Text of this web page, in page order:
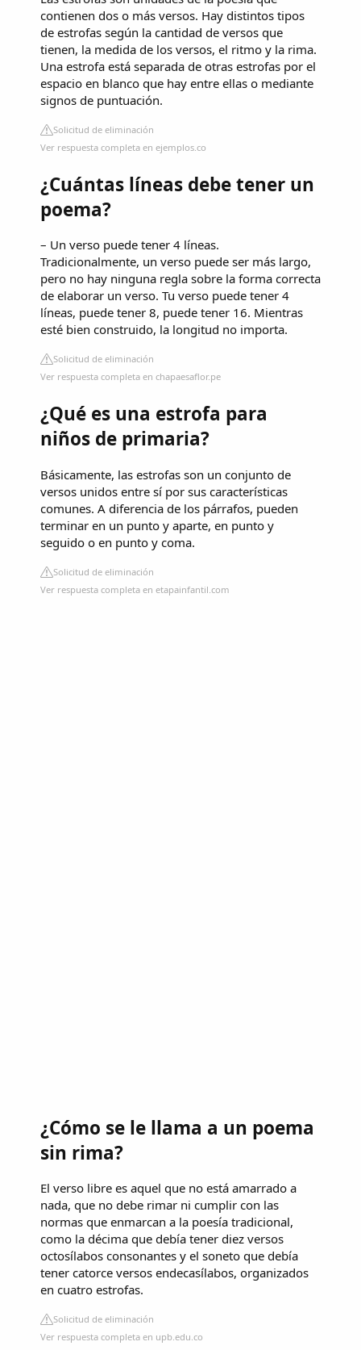
contienen dos o más versos. Hay distintos tipos
de estrofas según la cantidad de versos que
tienen, la medida de los versos, el ritmo y la rima.
Una estrofa está separada de otras estrofas por el
espacio en blanco que hay entre ellas o mediante
signos de puntuación.
Solicitud de eliminación
Ver respuesta completa en ejemplos.co
¿Cuántas líneas debe tener un
poema?
– Un verso puede tener 4 líneas.
Tradicionalmente, un verso puede ser más largo,
pero no hay ninguna regla sobre la forma correcta
de elaborar un verso. Tu verso puede tener 4
líneas, puede tener 8, puede tener 16. Mientras
esté bien construido, la longitud no importa.
Solicitud de eliminación
Ver respuesta completa en chapaesaflor.pe
¿Qué es una estrofa para
niños de primaria?
Básicamente, las estrofas son un conjunto de
versos unidos entre sí por sus características
comunes. A diferencia de los párrafos, pueden
terminar en un punto y aparte, en punto y
seguido o en punto y coma.
Solicitud de eliminación
Ver respuesta completa en etapainfantil.com
¿Cómo se le llama a un poema
sin rima?
El verso libre es aquel que no está amarrado a
nada, que no debe rimar ni cumplir con las
normas que enmarcan a la poesía tradicional,
como la décima que debía tener diez versos
octosílabos consonantes y el soneto que debía
tener catorce versos endecasílabos, organizados
en cuatro estrofas.
Solicitud de eliminación
Ver respuesta completa en upb.edu.co